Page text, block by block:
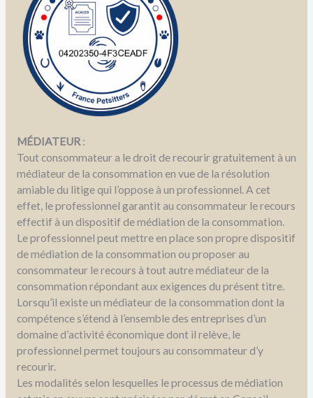
MÉDIATEUR:
Tout consommateur a le droit de recourir gratuitement à un
médiateur de la consommation en vue de la résolution
amiable du litige qui l’oppose à un professionnel. A cet
effet, le professionnel garantit au consommateur le recours
effectif à un dispositif de médiation de la consommation.
Le professionnel peut mettre en place son propre dispositif
de médiation de la consommation ou proposer au
consommateur le recours à tout autre médiateur de la
consommation répondant aux exigences du présent titre.
Lorsqu’il existe un médiateur de la consommation dont la
compétence s’étend à l’ensemble des entreprises d’un
domaine d’activité économique dont il relève, le
professionnel permet toujours au consommateur d’y
recourir.
Les modalités selon lesquelles le processus de médiation